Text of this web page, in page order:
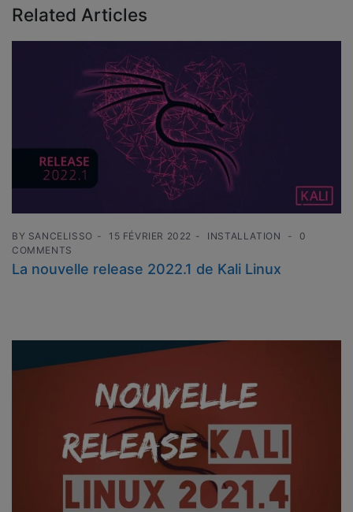
Related Articles
BY SANCELISSO 15 FÉVRIER 2022 INSTALLATION
0
COMMENTS
La nouvelle release 2022.1 de Kali Linux